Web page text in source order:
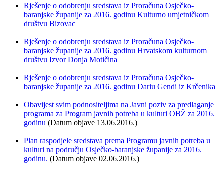
Rješenje o odobrenju sredstava iz Proračuna Osječko-
baranjske županije za 2016. godinu Kulturno umjetničkom
društvu Bizovac
Rješenje o odobrenju sredstava iz Proračuna Osječko-
baranjske županije za 2016. godinu Hrvatskom kulturnom
društvu Izvor Donja Motičina
Rješenje o odobrenju sredstava iz Proračuna Osječko-
baranjske županije za 2016. godinu Dariu Gendi iz Krčenika
Obavijest svim podnositeljima na Javni poziv za predlaganje
programa za Program javnih potreba u kulturi OBŽ za 2016.
godinu (Datum objave 13.06.2016.)
Plan raspodjele sredstava prema Programu javnih potreba u
kulturi na području Osječko-baranjske županije za 2016.
godinu. (Datum objave 02.06.2016.)